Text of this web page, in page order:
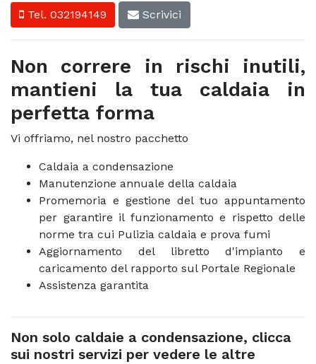
Tel. 032194149 Scrivici
Non correre in rischi inutili,
mantieni la tua caldaia in
perfetta forma
Vi offriamo, nel nostro pacchetto
Caldaia a condensazione
Manutenzione annuale della caldaia
Promemoria e gestione del tuo appuntamento
per garantire il funzionamento e rispetto delle
norme tra cui Pulizia caldaia e prova fumi
Aggiornamento del libretto d'impianto e
caricamento del rapporto sul Portale Regionale
Assistenza garantita
Non solo caldaie a condensazione, clicca
sui nostri servizi per vedere le altre